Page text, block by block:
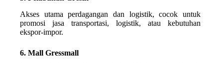
Akses utama perdagangan dan logistik, cocok untuk
promosi jasa transportasi, logistik, atau kebutuhan
ekspor-impor.
6. Mall Gressmall